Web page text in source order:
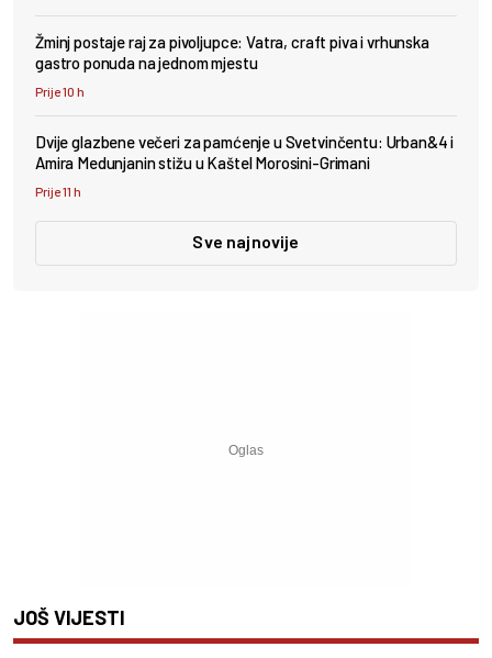
Žminj postaje raj za pivoljupce: Vatra, craft piva i vrhunska
gastro ponuda na jednom mjestu
Prije 10 h
Dvije glazbene večeri za pamćenje u Svetvinčentu: Urban&4 i
Amira Medunjanin stižu u Kaštel Morosini-Grimani
Prije 11 h
Sve najnovije
JOŠ VIJESTI